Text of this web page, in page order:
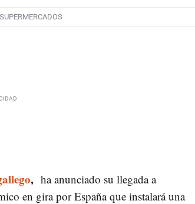
SUPERMERCADOS
, ha anunciado su llegada a
en gira por España que instalará una